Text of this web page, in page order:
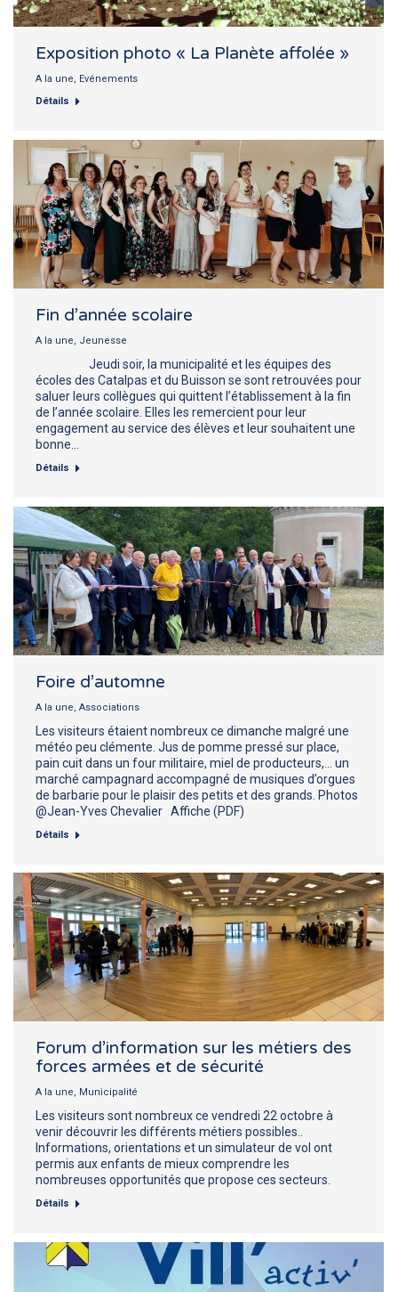
Exposition photo « La Planète affolée »
A la une, Evénements
Détails
Fin d’année scolaire
A la une, Jeunesse
Jeudi soir, la municipalité et les équipes des
écoles des Catalpas et du Buisson se sont retrouvées pour
saluer leurs collègues qui quittent l’établissement à la fin
de l’année scolaire. Elles les remercient pour leur
engagement au service des élèves et leur souhaitent une
bonne…
Détails
Foire d’automne
A la une, Associations
Les visiteurs étaient nombreux ce dimanche malgré une
météo peu clémente. Jus de pomme pressé sur place,
pain cuit dans un four militaire, miel de producteurs,… un
marché campagnard accompagné de musiques d’orgues
de barbarie pour le plaisir des petits et des grands. Photos
@Jean-Yves Chevalier Affiche (PDF)
Détails
Forum d’information sur les métiers des
forces armées et de sécurité
A la une, Municipalité
Les visiteurs sont nombreux ce vendredi 22 octobre à
venir découvrir les différents métiers possibles..
Informations, orientations et un simulateur de vol ont
permis aux enfants de mieux comprendre les
nombreuses opportunités que propose ces secteurs.
Détails